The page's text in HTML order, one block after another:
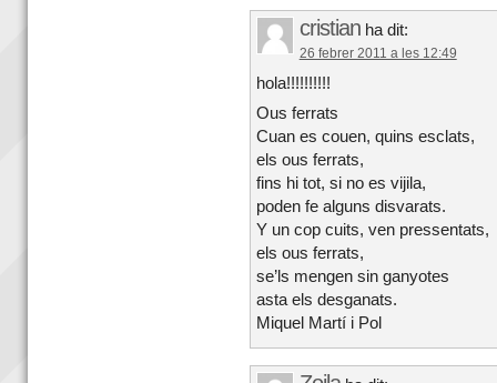
cristian ha dit:
26 febrer 2011 a les 12:49
hola!!!!!!!!!!
Ous ferrats
Cuan es couen, quins esclats,
els ous ferrats,
fins hi tot, si no es vijila,
poden fe alguns disvarats.
Y un cop cuits, ven pressentats,
els ous ferrats,
se’ls mengen sin ganyotes
asta els desganats.
Miquel Martí i Pol